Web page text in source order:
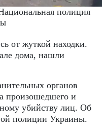
полиция
от жуткой находки.
дома, нашли
органов
произошедшего и
убийству лиц. Об
полиции Украины.